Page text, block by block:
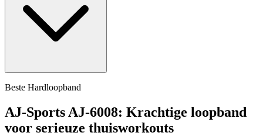
Beste Hardloopband
AJ-Sports AJ-6008: Krachtige loopband
voor serieuze thuisworkouts